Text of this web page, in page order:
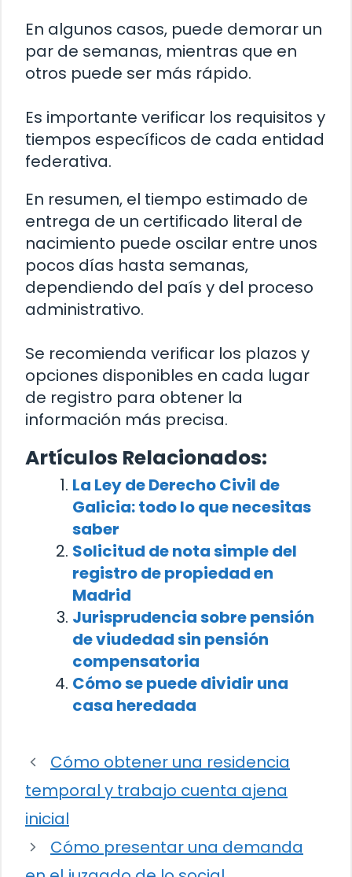
En algunos casos, puede demorar un
par de semanas, mientras que en
otros puede ser más rápido.
Es importante verificar los requisitos y
tiempos específicos de cada entidad
federativa.
En resumen, el tiempo estimado de
entrega de un certificado literal de
nacimiento puede oscilar entre unos
pocos días hasta semanas,
dependiendo del país y del proceso
administrativo.
Se recomienda verificar los plazos y
opciones disponibles en cada lugar
de registro para obtener la
información más precisa.
Artículos Relacionados:
La Ley de Derecho Civil de
Galicia: todo lo que necesitas
saber
Solicitud de nota simple del
registro de propiedad en
Madrid
Jurisprudencia sobre pensión
de viudedad sin pensión
compensatoria
Cómo se puede dividir una
casa heredada
Cómo obtener una residencia
temporal y trabajo cuenta ajena
inicial
Cómo presentar una demanda